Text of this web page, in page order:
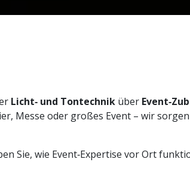
Licht‑ und Tontechnik über
Messe oder großes Event – wir
Sie, wie Event‑Expertise vor Ort